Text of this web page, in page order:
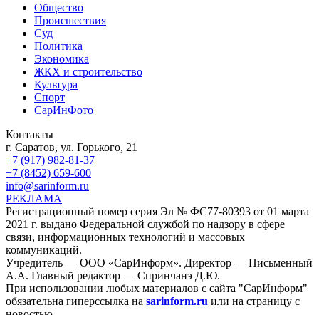
Общество
Происшествия
Суд
Политика
Экономика
ЖКХ и строительство
Культура
Спорт
СарИнФото
Контакты
г. Саратов, ул. Горького, 21
+7 (917) 982-81-37
+7 (8452) 659-600
info@sarinform.ru
РЕКЛАМА
Регистрационный номер серия Эл № ФС77-80393 от 01 марта
2021 г. выдано Федеральной службой по надзору в сфере
связи, информационных технологий и массовых
коммуникаций.
Учредитель — ООО «СарИнформ». Директор — Письменный
А.А. Главный редактор — Спринчанэ Д.Ю.
При использовании любых материалов с сайта "СарИнформ"
обязательна гиперссылка на sarinform.ru или на страницу с